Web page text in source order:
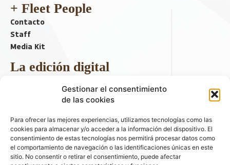
Gestionar el consentimiento
de las cookies
Para ofrecer las mejores experiencias, utilizamos tecnologías como las
cookies para almacenar y/o acceder a la información del dispositivo. El
consentimiento de estas tecnologías nos permitirá procesar datos como
el comportamiento de navegación o las identificaciones únicas en este
sitio. No consentir o retirar el consentimiento, puede afectar
+ Fleet People
Contacto
Staff
Media Kit
La edición digital
Descargar último ejemplar
ir a hemeroteca
+ Contenido en redes sociales